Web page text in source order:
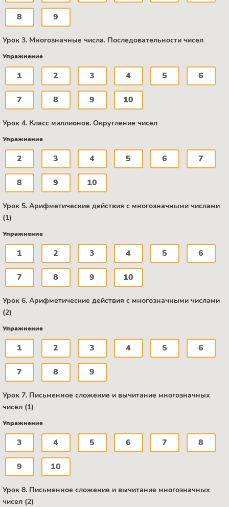
8 9
Урок 3. Многозначные числа. Последовательности чисел
Упражнение
1 2 3 4 5 6
7 8 9 10
Урок 4. Класс миллионов. Округление чисел
Упражнение
2 3 4 5 6 7
8 9 10
Урок 5. Арифметические действия с многозначными числами
(1)
Упражнение
1 2 3 4 5 6
7 8 9 10
Урок 6. Арифметические действия с многозначными числами
(2)
Упражнение
1 2 3 4 5 6
7 8 9
Урок 7. Письменное сложение и вычитание многозначных
чисел (1)
Упражнение
3 4 5 6 7 8
9 10
Урок 8. Письменное сложение и вычитание многозначных
чисел (2)